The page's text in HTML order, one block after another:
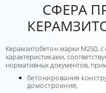
СФЕРА
Керамзитобетон марки М250,
характеристиками,
нормативных документов,
бетонирования
домостроения;